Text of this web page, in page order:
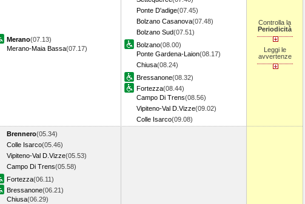
Merano(07.13)
Merano-Maia Bassa(07.17)
Ponte D'adige(07.45)
Bolzano Casanova(07.48)
Bolzano Sud(07.51)
Bolzano(08.00)
Ponte Gardena-Laion(08.17)
Chiusa(08.24)
Bressanone(08.32)
Fortezza(08.44)
Campo Di Trens(08.56)
Vipiteno-Val D.Vizze(09.02)
Colle Isarco(09.08)
Controlla la
Periodicità
Leggi le
avvertenze
Brennero(05.34)
Colle Isarco(05.46)
Vipiteno-Val D.Vizze(05.53)
Campo Di Trens(05.58)
Fortezza(06.11)
Bressanone(06.21)
Chiusa(06.29)